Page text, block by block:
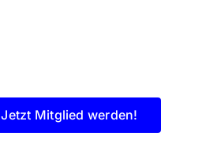
Jetzt Mitglied werden!